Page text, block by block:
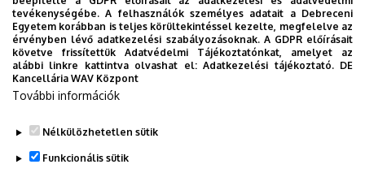
Cím
4002 Debrecen Rex Ferenc
utca 1.
Emelet, ajtó
2. emelet, A210 (dolgozó
tevékenységébe. A felhasználók személyes adatait a Debreceni
Egyetem korábban is teljes körültekintéssel kezelte, megfelelve az
érvényben lévő adatkezelési szabályozásoknak. A GDPR előírásait
követve frissítettük Adatvédelmi Tájékoztatónkat, amelyet az
alábbi linkre kattintva olvashat el:Adatkezelési tájékoztató. DE
Kancellária WAV Központ
További információk
Nélkülözhetetlen sütik
Funkcionális sütik